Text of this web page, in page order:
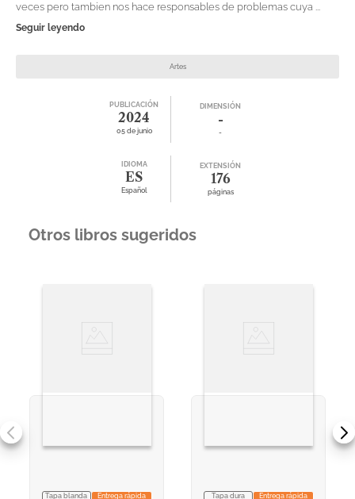
veces pero tambien nos hace responsables de problemas cuya ...
Seguir leyendo
Artes
PUBLICACIÓN
2024
05 de junio
DIMENSIÓN
-
-
IDIOMA
ES
Español
EXTENSIÓN
176
páginas
Otros libros sugeridos
Tapa blanda Entrega rápida Tapa dura Entrega rápida